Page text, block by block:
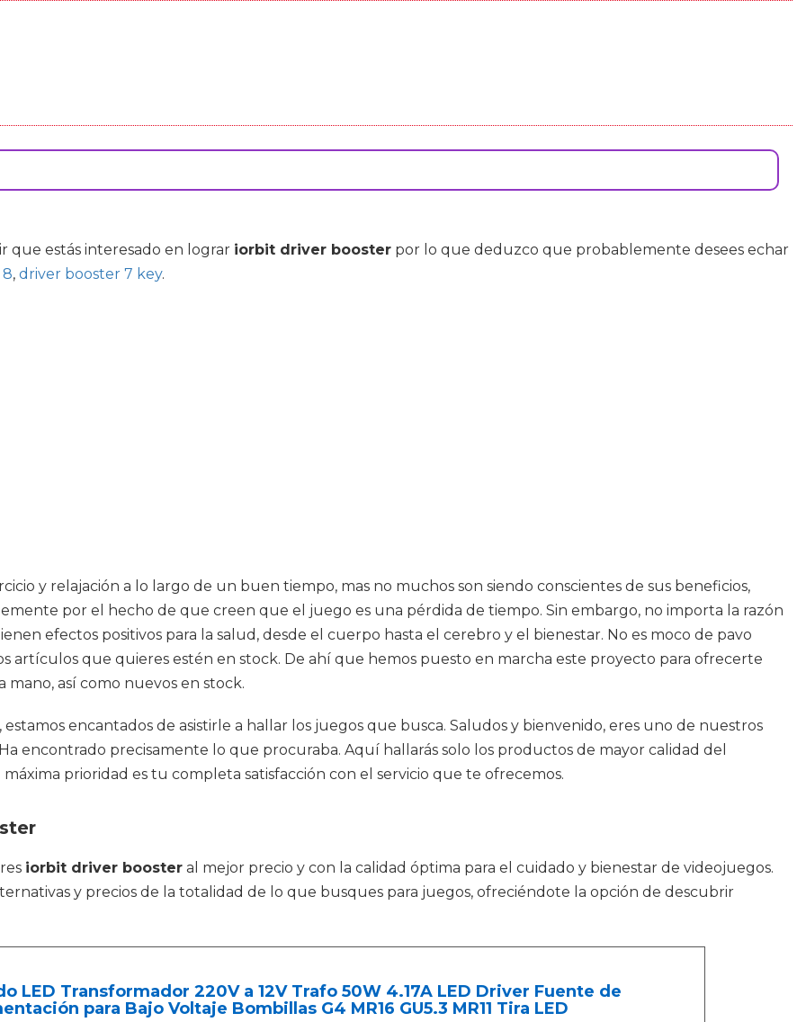
que estás interesado en lograr iorbit driver booster por lo que deduzco que probablemente desees echar
, driver booster 7 key.
y relajación a lo largo de un buen tiempo, mas no muchos son siendo conscientes de sus beneficios,
por el hecho de que creen que el juego es una pérdida de tiempo. Sin embargo, no importa la razón
efectos positivos para la salud, desde el cuerpo hasta el cerebro y el bienestar. No es moco de pavo
artículos que quieres estén en stock. De ahí que hemos puesto en marcha este proyecto para ofrecerte
así como nuevos en stock.
encantados de asistirle a hallar los juegos que busca. Saludos y bienvenido, eres uno de nuestros
encontrado precisamente lo que procuraba. Aquí hallarás solo los productos de mayor calidad del
prioridad es tu completa satisfacción con el servicio que te ofrecemos.
iorbit driver booster al mejor precio y con la calidad óptima para el cuidado y bienestar de videojuegos.
y precios de la totalidad de lo que busques para juegos, ofreciéndote la opción de descubrir
LED Transformador 220V a 12V Trafo 50W 4.17A LED Driver Fuente de
para Bajo Voltaje Bombillas G4 MR16 GU5.3 MR11 Tira LED